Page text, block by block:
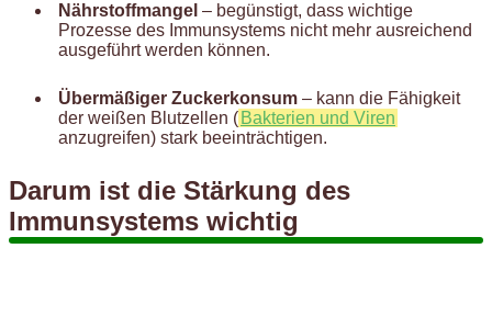
Nährstoffmangel – begünstigt, dass wichtige
Prozesse des Immunsystems nicht mehr ausreichend
ausgeführt werden können.
Übermäßiger Zuckerkonsum – kann die Fähigkeit
der weißen Blutzellen ( Bakterien und Viren
anzugreifen) stark beeinträchtigen.
Darum ist die Stärkung des
Immunsystems wichtig